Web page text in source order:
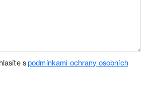
spodmínkami ochrany osobních